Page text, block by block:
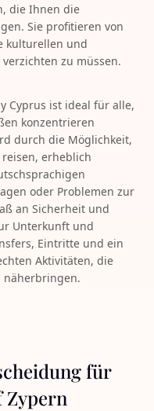
die Ihnen die
Sie profitieren von
kulturellen und
zu müssen.
Cyprus ist ideal für alle,
konzentrieren
durch die Möglichkeit,
erheblich
oder Problemen zur
an Sicherheit und
Unterkunft und
Eintritte und ein
Aktivitäten, die
näherbringen.
für
Zypern